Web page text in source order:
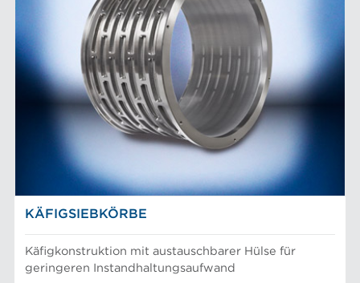
KÄFIGSIEBKÖRBE
Käfigkonstruktion mit austauschbarer Hülse für
geringeren Instandhaltungsaufwand